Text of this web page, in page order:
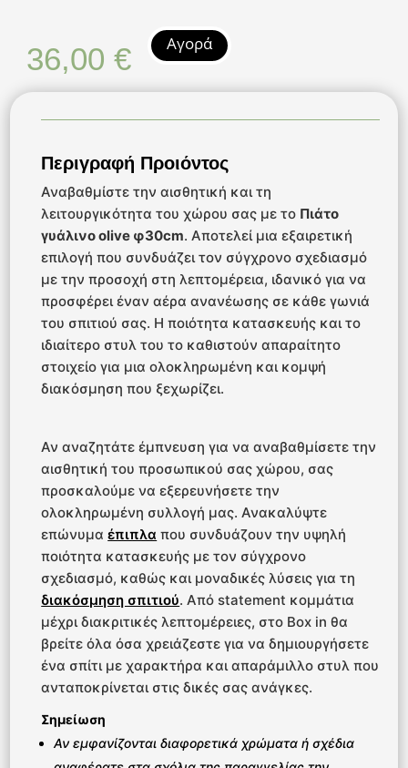
36,00€ Αγορά
Περιγραφή Προιόντος
Αναβαθμίστε την αισθητική και τη
λειτουργικότητα του χώρου σας με το Πιάτο
γυάλινο olive φ30cm. Αποτελεί μια εξαιρετική
επιλογή που συνδυάζει τον σύγχρονο σχεδιασμό
με την προσοχή στη λεπτομέρεια, ιδανικό για να
προσφέρει έναν αέρα ανανέωσης σε κάθε γωνιά
του σπιτιού σας. Η ποιότητα κατασκευής και το
ιδιαίτερο στυλ του το καθιστούν απαραίτητο
στοιχείο για μια ολοκληρωμένη και κομψή
διακόσμηση που ξεχωρίζει.
Αν αναζητάτε έμπνευση για να αναβαθμίσετε την
αισθητική του προσωπικού σας χώρου, σας
προσκαλούμε να εξερευνήσετε την
ολοκληρωμένη συλλογή μας. Ανακαλύψτε
επώνυμαέπιπλα που συνδυάζουν την υψηλή
ποιότητα κατασκευής με τον σύγχρονο
σχεδιασμό, καθώς και μοναδικές λύσεις για τη
διακόσμηση σπιτιού. Από statement κομμάτια
μέχρι διακριτικές λεπτομέρειες, στο Box in θα
βρείτε όλα όσα χρειάζεστε για να δημιουργήσετε
ένα σπίτι με χαρακτήρα και απαράμιλλο στυλ που
ανταποκρίνεται στις δικές σας ανάγκες.
Σημείωση
Αν εμφανίζονται διαφορετικά χρώματα ή σχέδια